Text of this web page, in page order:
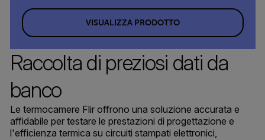
VISUALIZZA PRODOTTO
Raccolta di preziosi dati da
banco
Le termocamere Flir offrono una soluzione accurata e
affidabile per testare le prestazioni di progettazione e
l'efficienza termica su circuiti stampati elettronici,